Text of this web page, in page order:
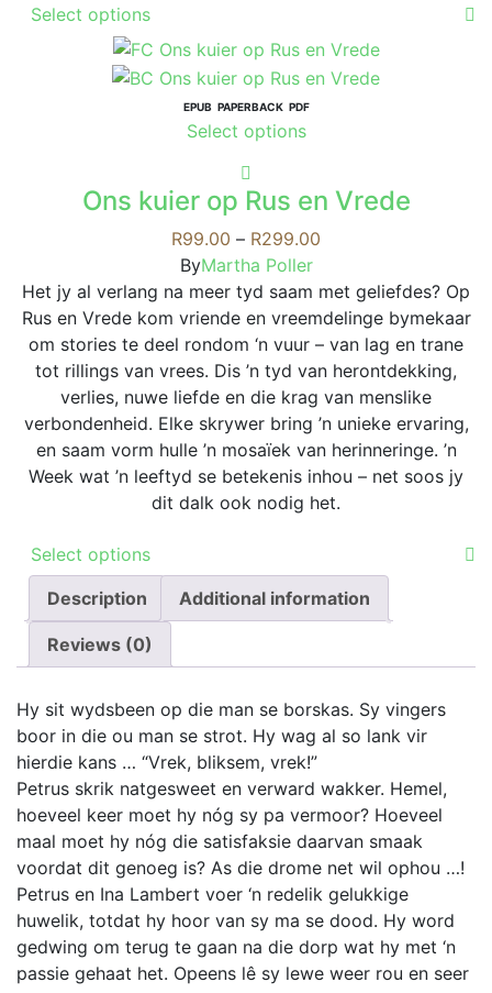
Select options
has
multiple
variants.
The
may
be
chosen
on
the
product
page
EPUB PAPERBACK PDF
Select optionsThis
multiple
variants.
The
options
may
be
chosen
on
the
product
page
Ons kuier op Rus en Vrede
R99.00 – R299.00
R99.00
through
R299.00
ByMartha Poller
Het jy al verlang na meer tyd saam met geliefdes? Op
Rus en Vrede kom vriende en vreemdelinge bymekaar
om stories te deel rondom ‘n vuur – van lag en trane
tot rillings van vrees. Dis ’n tyd van herontdekking,
verlies, nuwe liefde en die krag van menslike
verbondenheid. Elke skrywer bring ’n unieke ervaring,
en saam vorm hulle ’n mosaïek van herinneringe. ’n
Week wat ’n leeftyd se betekenis inhou – net soos jy
dit dalk ook nodig het.
Select options
product
has
multiple
options
may
be
chosen
on
the
product
page
Description Additional information
Reviews (0)
Hy sit wydsbeen op die man se borskas. Sy vingers
boor in die ou man se strot. Hy wag al so lank vir
hierdie kans … “Vrek, bliksem, vrek!”
Petrus skrik natgesweet en verward wakker. Hemel,
hoeveel keer moet hy nóg sy pa vermoor? Hoeveel
maal moet hy nóg die satisfaksie daarvan smaak
voordat dit genoeg is? As die drome net wil ophou …!
Petrus en Ina Lambert voer ‘n redelik gelukkige
huwelik, totdat hy hoor van sy ma se dood. Hy word
gedwing om terug te gaan na die dorp wat hy met ‘n
passie gehaat het. Opeens lê sy lewe weer rou en seer